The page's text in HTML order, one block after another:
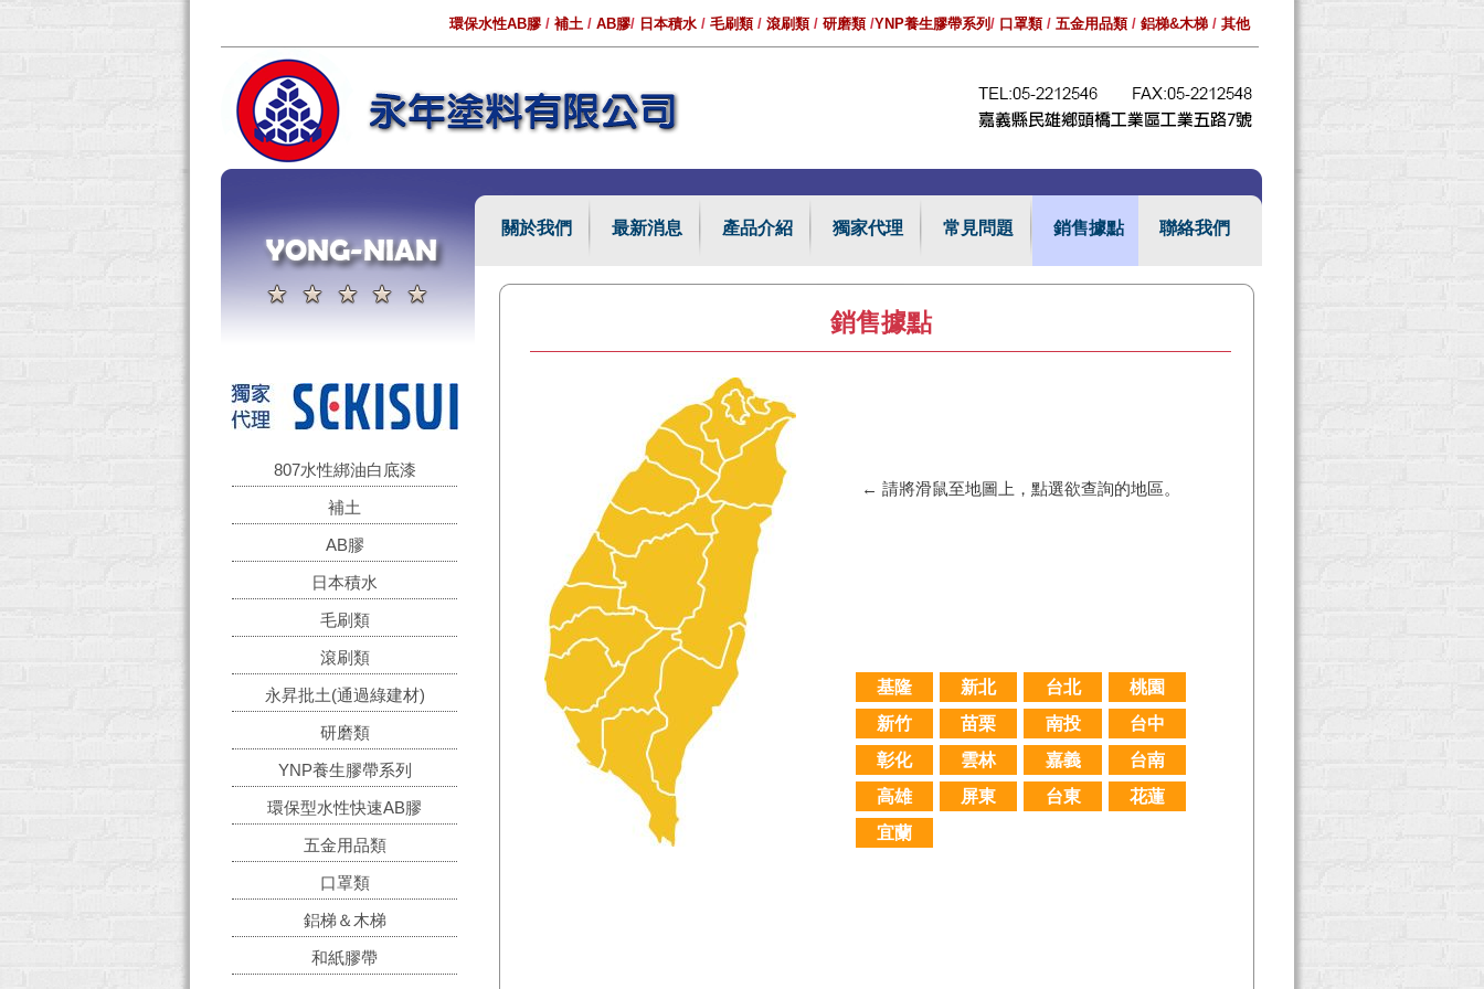
環保水性AB膠/ 補土/ AB膠/ 日本積水/ 毛刷類/ 滾刷類/ 研磨類/YNP養生膠帶系列 / 口罩類/ 五金用品類/ 鋁梯&木梯/ 其他
關於我們 最新消息 產品介紹 獨家代理 常見問題 銷售據點 聯絡我們
807水性綁油白底漆
補土
AB膠
日本積水
毛刷類
滾刷類
永昇批土(通過綠建材)
研磨類
YNP養生膠帶系列
環保型水性快速AB膠
五金用品類
口罩類
鋁梯＆木梯
和紙膠帶
銷售據點
← 請將滑鼠至地圖上，點選欲查詢的地區。
基隆 新北 台北
桃園
新竹
苗栗 南投
台中
彰化
雲林 嘉義
台南
高雄
屏東 台東
花蓮
宜蘭